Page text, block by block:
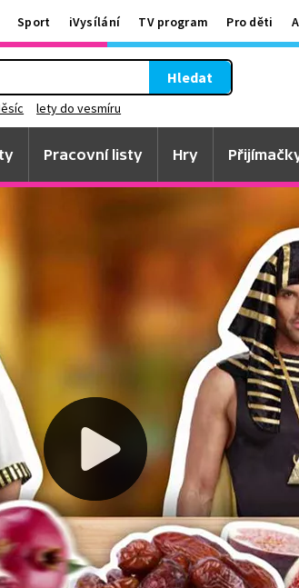
Sport iVysílání TV program Pro děti
Hledat
lety do vesmíru
Pracovní listy Hry